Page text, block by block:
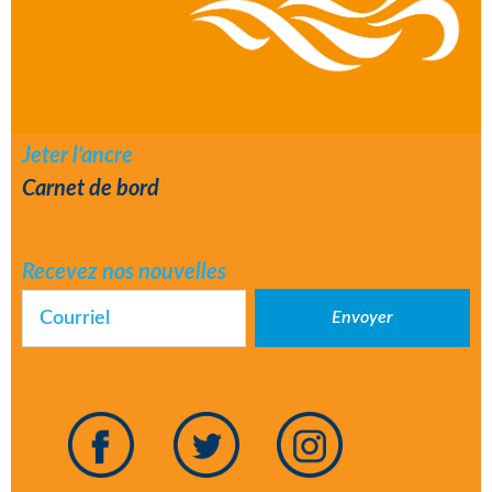
Jeter l’ancre
Carnet de bord
Recevez nos nouvelles